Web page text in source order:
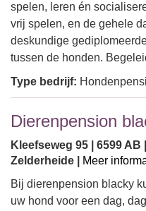
spelen, leren én
vrij spelen, en de gehele
deskundige
tussen de honden.
Type bedrijf:
Dierenpension
Kleefseweg 95 | 6599 AB
Zelderheide |
Meer
Bij dierenpension blacky
uw hond voor een dag,